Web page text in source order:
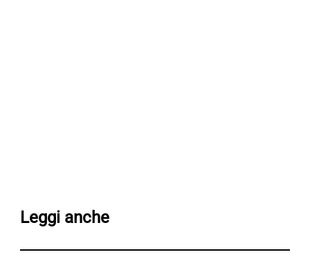
Leggi anche